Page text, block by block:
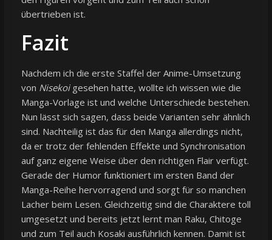
übertrieben ist.
Fazit
Nachdem ich die erste Staffel der Anime-Umsetzung
von Nisekoigesehen hatte, wollte ich wissen wie die
Manga-Vorlage ist und welche Unterschiede bestehen.
Nun lässt sich sagen, dass beide Varianten sehr ähnlich
sind. Nachteilig ist das für den Manga allerdings nicht,
da er trotz der fehlenden Effekte und Synchronisation
auf ganz eigene Weise über den richtigen Flair verfügt.
Gerade der Humor funktioniert im ersten Band der
Manga-Reihe hervorragend und sorgt für so manchen
Lacher beim Lesen. Gleichzeitig sind die Charaktere toll
umgesetzt und bereits jetzt lernt man Raku, Chitoge
und zum Teil auch Kosaki ausführlich kennen. Damit ist